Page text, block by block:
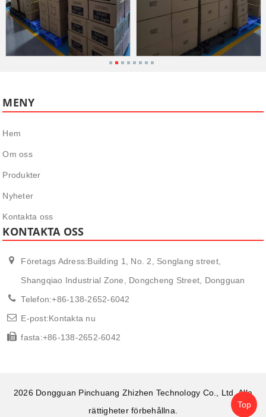
MENY
Hem
Om oss
Produkter
Nyheter
Kontakta oss
KONTAKTA OSS
Företags Adress:Building 1, No. 2, Songlang street,
Shangqiao Industrial Zone, Dongcheng Street, Dongguan
Telefon:+86-138-2652-6042
E-post:Kontakta nu
fasta:+86-138-2652-6042
2026 Dongguan Pinchuang Zhizhen Technology Co., Ltd. Alla
rättigheter förbehållna.
Top